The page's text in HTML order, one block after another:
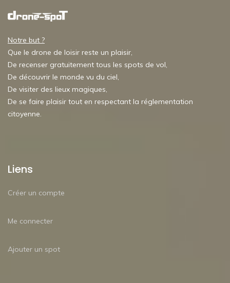
Notre but ?
Que le drone de loisir reste un plaisir,
De recenser gratuitement tous les spots de vol,
De découvrir le monde vu du ciel,
De visiter des lieux magiques,
De se faire plaisir tout en respectant la réglementation
citoyenne.
Liens
Créer un compte
Me connecter
Ajouter un spot